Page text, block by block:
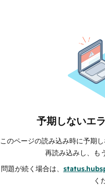
予期しないエ
このページの読み込み時に予期
再読み込みし、も
問題が続く場合は、
く